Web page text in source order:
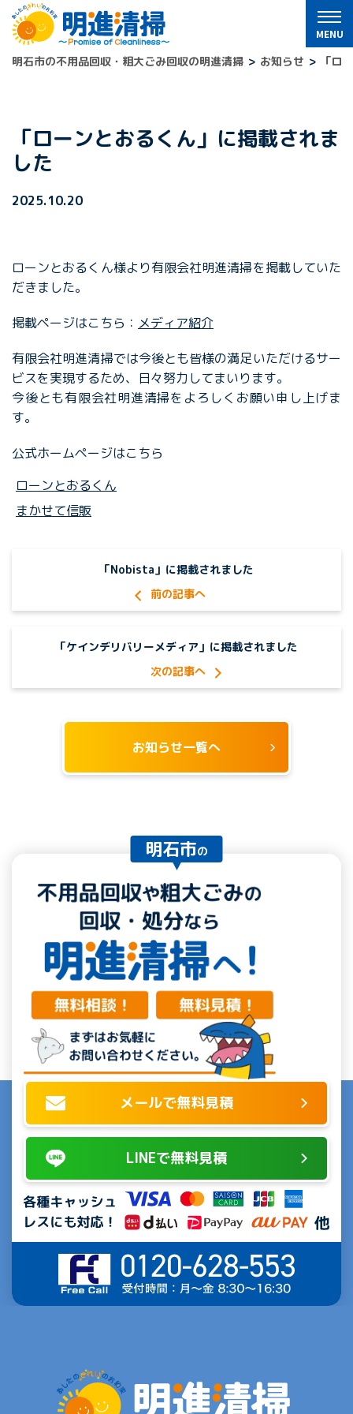
明石市の不用品回収・粗大ごみ回収の明進清掃 お知らせ 「ロ
「ローンとおるくん」に掲載されま
した
2025.10.20
ローンとおるくん様より有限会社明進清掃を掲載していた
だきました。
掲載ページはこちら： メディア紹介
有限会社明進清掃では今後とも皆様の満足いただけるサー
ビスを実現するため、日々努力してまいります。
今後とも有限会社明進清掃をよろしくお願い申し上げま
す。
公式ホームページはこちら
ローンとおるくん
まかせて信販
「Nobista」に掲載されました
「ケインデリバリーメディア」に掲載されました
お知らせ一覧へ
明石市の
メールで無料見積
LINEで無料見積